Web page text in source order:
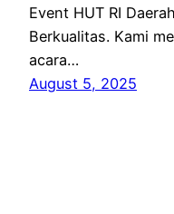
Event HUT RI
Berkualitas. Kami
acara…
August 5, 2025